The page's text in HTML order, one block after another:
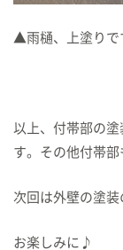
▲雨樋、上塗りで
以上、付帯部の
す。その他付帯部
次回は外壁の塗装
お楽しみに♪